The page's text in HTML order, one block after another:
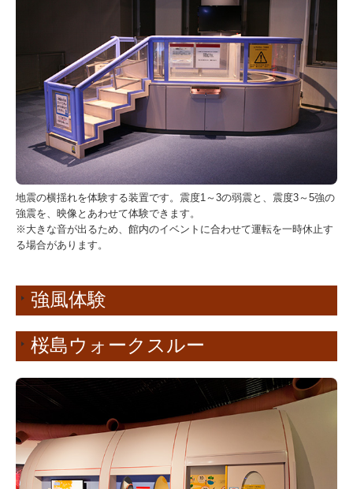
地震の横揺れを体験する装置です。震度1～3の弱震と、震度3～5強の
強震を、映像とあわせて体験できます。
※大きな音が出るため、館内のイベントに合わせて運転を一時休止す
る場合があります。
強風体験
桜島ウォークスルー